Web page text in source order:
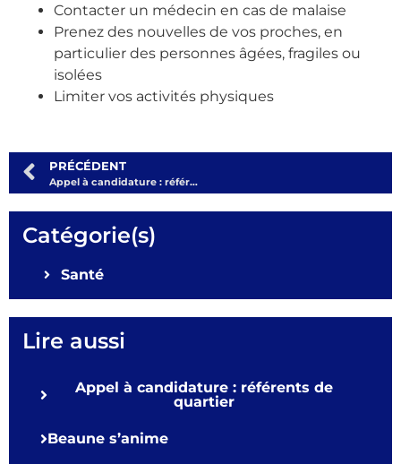
Contacter un médecin en cas de malaise
Prenez des nouvelles de vos proches, en
particulier des personnes âgées, fragiles ou
isolées
Limiter vos activités physiques
PRÉCÉDENT
Appel à candidature : référents de quartier
Catégorie(s)
Santé
Lire aussi
Appel à candidature : référents de
quartier
Beaune s’anime